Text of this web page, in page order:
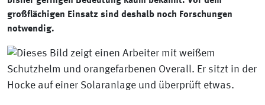
großflächigen Einsatz sind deshalb noch Forschungen
notwendig.